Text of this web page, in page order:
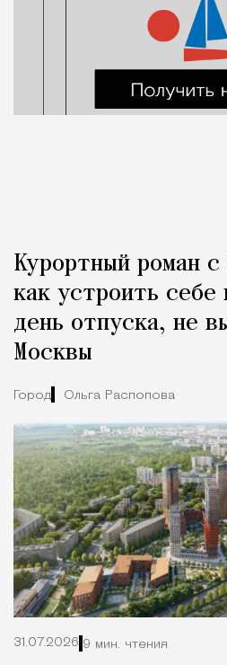
Курортный роман с
как устроить себе
день отпуска, не
Москвы
Город Ольга Распопова
31.07.2026 9 мин. чтения